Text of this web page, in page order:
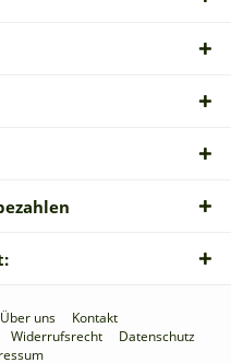
Über uns
Kontakt
Widerrufsrecht
Datenschutz